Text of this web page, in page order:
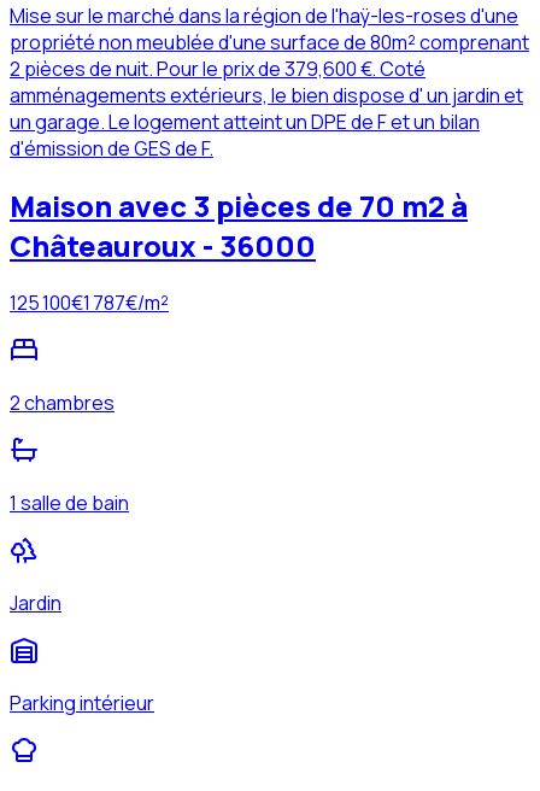
Mise sur le marché dans la région de l'haÿ-les-roses d'une
propriété non meublée d'une surface de 80m² comprenant
2 pièces de nuit. Pour le prix de 379,600 €. Coté
amménagements extérieurs, le bien dispose d' un jardin et
un garage. Le logement atteint un DPE de F et un bilan
d'émission de GES de F.
Maison avec 3 pièces de 70 m2 à
Châteauroux - 36000
125 100€1 787€/m²
2 chambres
1 salle de bain
Jardin
Parking intérieur